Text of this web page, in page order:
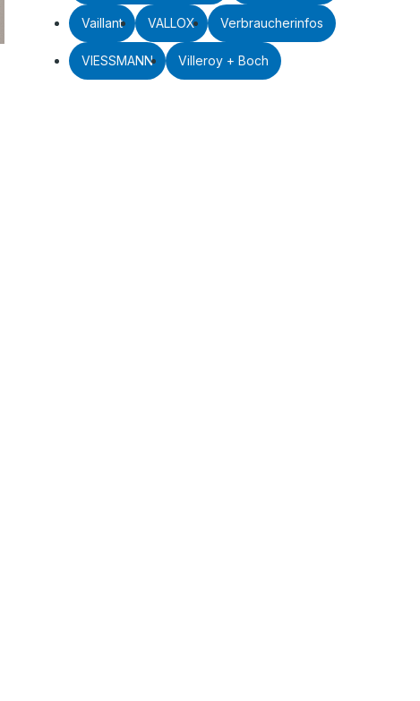
Vaillant VALLOX Verbraucherinfos
VIESSMANN Villeroy + Boch